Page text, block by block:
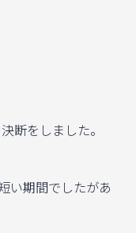
断をしました。
い期間でしたがあ